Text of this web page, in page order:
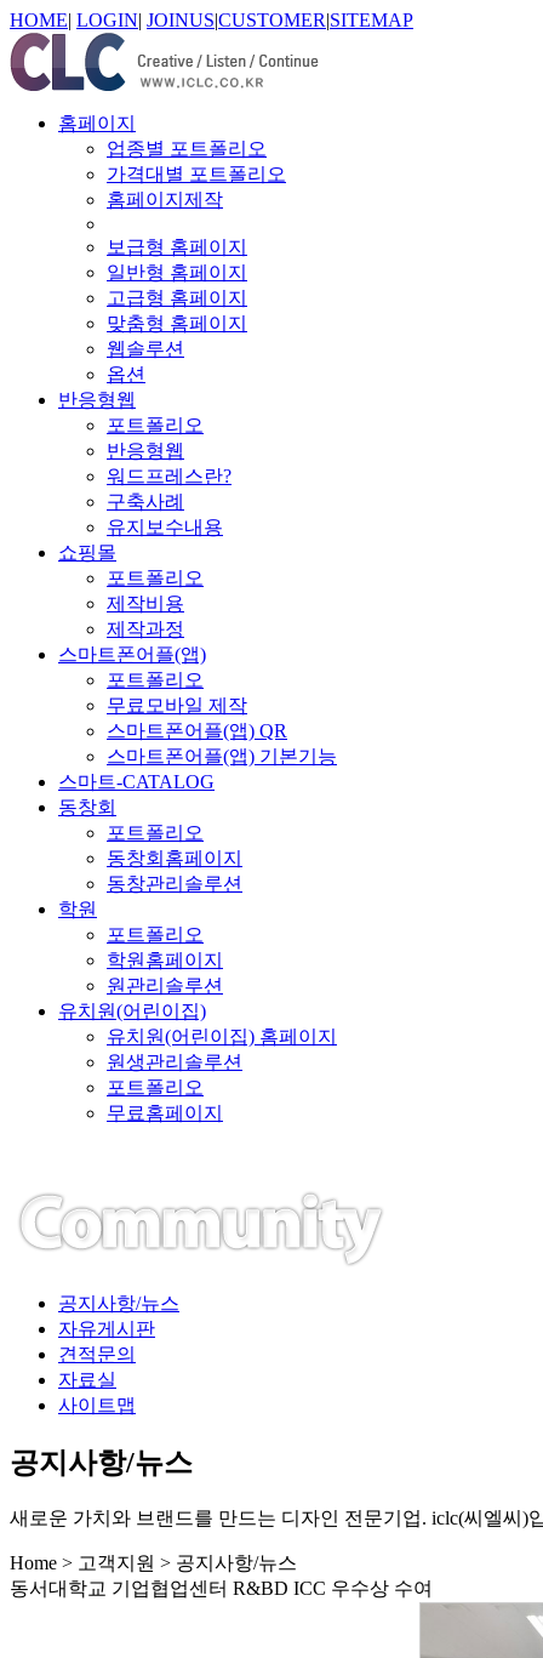
HOME| LOGIN| JOINUS|CUSTOMER|SITEMAP
홈페이지
업종별 포트폴리오
가격대별 포트폴리오
홈페이지제작
보급형 홈페이지
일반형 홈페이지
고급형 홈페이지
맞춤형 홈페이지
웹솔루션
옵션
반응형웹
포트폴리오
반응형웹
워드프레스란?
구축사례
유지보수내용
쇼핑몰
포트폴리오
제작비용
제작과정
스마트폰어플(앱)
포트폴리오
무료모바일 제작
스마트폰어플(앱) QR
스마트폰어플(앱) 기본기능
스마트-CATALOG
동창회
포트폴리오
동창회홈페이지
동창관리솔루션
학원
포트폴리오
학원홈페이지
원관리솔루션
유치원(어린이집)
유치원(어린이집) 홈페이지
원생관리솔루션
포트폴리오
무료홈페이지
공지사항/뉴스
자유게시판
견적문의
자료실
사이트맵
공지사항/뉴스
새로운 가치와 브랜드를 만드는 디자인 전문기업. iclc(씨엘씨)
Home > 고객지원 > 공지사항/뉴스
동서대학교 기업협업센터 R&BD ICC 우수상 수여